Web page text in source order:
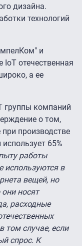
дизайна.
технологий
и
отечественная
а ее
группы компаний
о том,
производстве
65%
работы
используются в
вещей, но
носят
расходные
том случае, если
спрос. К